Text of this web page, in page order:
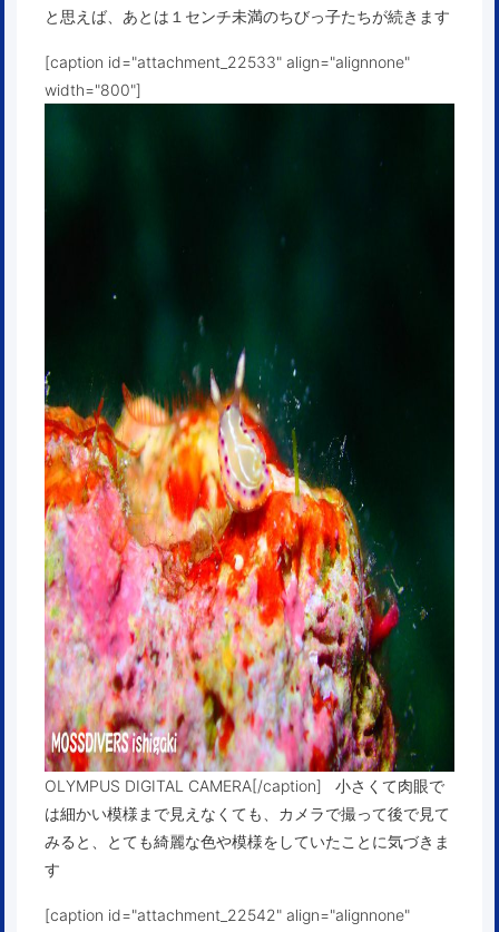
と思えば、あとは１センチ未満のちびっ子たちが続きます
[caption id="attachment_22533" align="alignnone"
width="800"]
OLYMPUS DIGITAL CAMERA[/caption] 小さくて肉眼で
は細かい模様まで見えなくても、カメラで撮って後で見て
みると、とても綺麗な色や模様をしていたことに気づきま
す
[caption id="attachment_22542" align="alignnone"